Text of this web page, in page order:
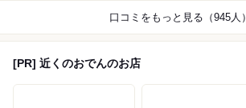
口コミをもっと見る（945人）
[PR] 近くのおでんのお店